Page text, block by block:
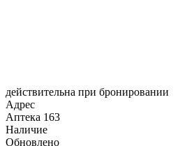
действительна при бронировании
Адрес
Аптека 163
Наличие
Обновлено